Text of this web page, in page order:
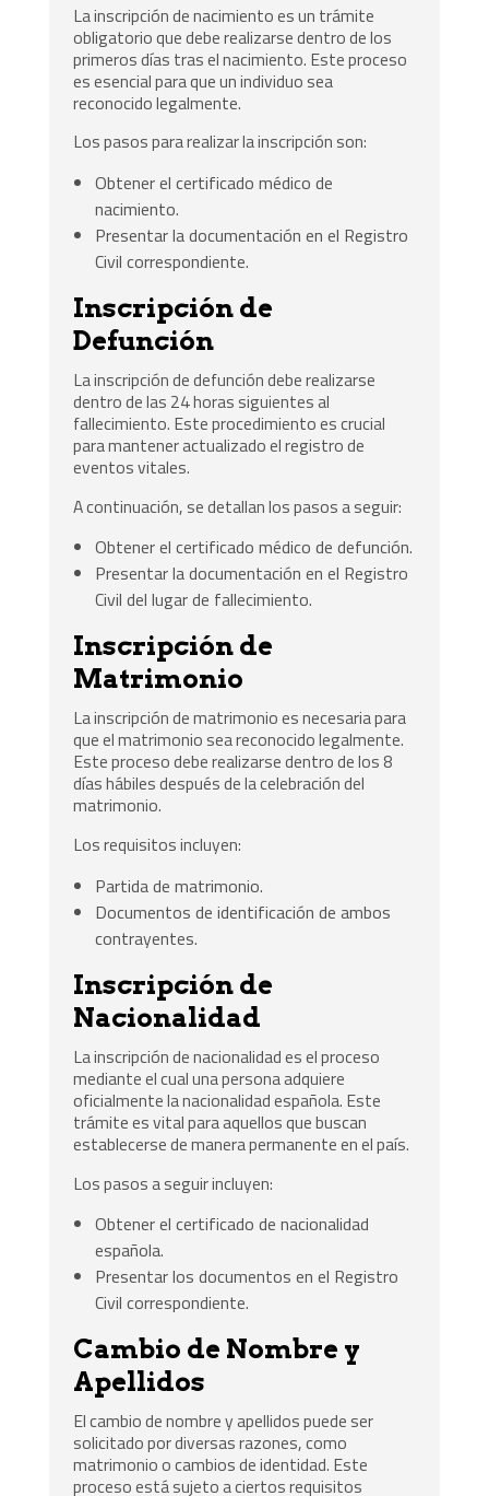
La inscripción de nacimiento es un trámite
obligatorio que debe realizarse dentro de los
primeros días tras el nacimiento. Este proceso
es esencial para que un individuo sea
reconocido legalmente.
Los pasos para realizar la inscripción son:
Obtener el certificado médico de
nacimiento.
Presentar la documentación en el Registro
Civil correspondiente.
Inscripción de
Defunción
La inscripción de defunción debe realizarse
dentro de las 24 horas siguientes al
fallecimiento. Este procedimiento es crucial
para mantener actualizado el registro de
eventos vitales.
A continuación, se detallan los pasos a seguir:
Obtener el certificado médico de defunción.
Presentar la documentación en el Registro
Civil del lugar de fallecimiento.
Inscripción de
Matrimonio
La inscripción de matrimonio es necesaria para
que el matrimonio sea reconocido legalmente.
Este proceso debe realizarse dentro de los 8
días hábiles después de la celebración del
matrimonio.
Los requisitos incluyen:
Partida de matrimonio.
Documentos de identificación de ambos
contrayentes.
Inscripción de
Nacionalidad
La inscripción de nacionalidad es el proceso
mediante el cual una persona adquiere
oficialmente la nacionalidad española. Este
trámite es vital para aquellos que buscan
establecerse de manera permanente en el país.
Los pasos a seguir incluyen:
Obtener el certificado de nacionalidad
española.
Presentar los documentos en el Registro
Civil correspondiente.
Cambio de Nombre y
Apellidos
El cambio de nombre y apellidos puede ser
solicitado por diversas razones, como
matrimonio o cambios de identidad. Este
proceso está sujeto a ciertos requisitos